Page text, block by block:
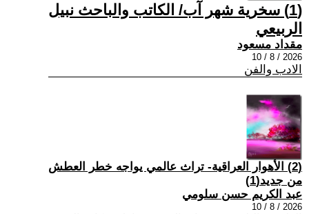
(1) سخرية شهر آب/ الكاتب والباحث نبيل
الربيعي
مقداد مسعود
2026 / 8 / 10
الادب والفن
(2) الأهوار العراقية- تراث عالمي يواجه خطر العطش
من جديد(1)
عبد الكريم حسن سلومي
2026 / 8 / 10